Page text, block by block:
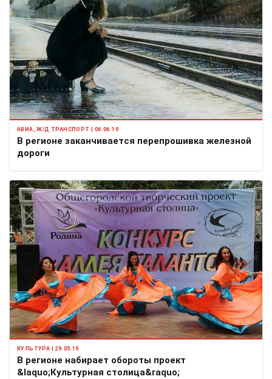
АВИА, Ж/Д ТРАНСПОРТ | 06.06.19
В регионе заканчивается перепрошивка железной
дороги
КУЛЬТУРА | 29.05.19
В регионе набирает обороты проект
&laquo;Культурная столица&raquo;